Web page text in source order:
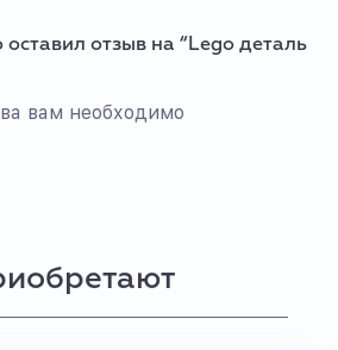
оставил отзыв на “Lego деталь
вам необходимо